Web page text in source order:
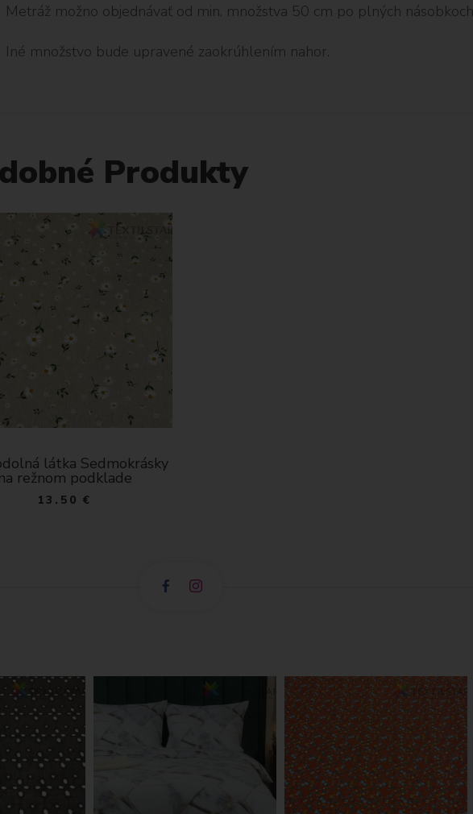
Metráž možno objednávať od min. množstva 50 cm po plných
Iné množstvo bude upravené zaokrúhlením nahor.
Produkty
látka Sedmokrásky
režnom podklade
13.50 €